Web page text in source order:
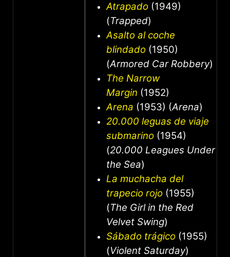
Atrapado (1949)
(Trapped)
Asalto al coche
blindado (1950)
(Armored Car Robbery)
The Narrow
Margin (1952)
Arena (1953) (Arena)
20.000 leguas de viaje
submarino (1954)
(20.000 Leagues Under
the Sea)
La muchacha del
trapecio rojo (1955)
(The Girl in the Red
Velvet Swing)
Sábado trágico (1955)
(Violent Saturday)